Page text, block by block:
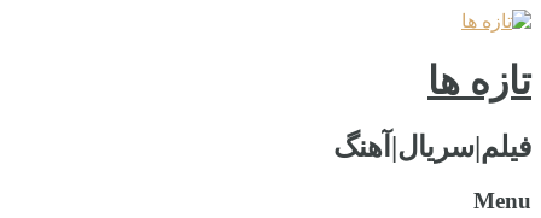
تازه ها
فیلم|سریال|آهنگ
Menu